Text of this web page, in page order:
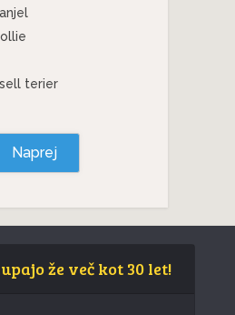
terier
Naprej
že več kot 30 let!